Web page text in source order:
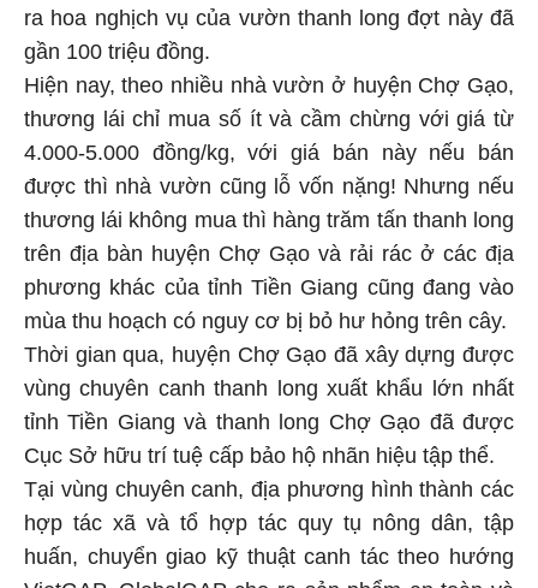
ra hoa nghịch vụ của vườn thanh long đợt này đã
gần 100 triệu đồng.
Hiện nay, theo nhiều nhà vườn ở huyện Chợ Gạo,
thương lái chỉ mua số ít và cầm chừng với giá từ
4.000-5.000 đồng/kg, với giá bán này nếu bán
được thì nhà vườn cũng lỗ vốn nặng! Nhưng nếu
thương lái không mua thì hàng trăm tấn thanh long
trên địa bàn huyện Chợ Gạo và rải rác ở các địa
phương khác của tỉnh Tiền Giang cũng đang vào
mùa thu hoạch có nguy cơ bị bỏ hư hỏng trên cây.
Thời gian qua, huyện Chợ Gạo đã xây dựng được
vùng chuyên canh thanh long xuất khẩu lớn nhất
tỉnh Tiền Giang và thanh long Chợ Gạo đã được
Cục Sở hữu trí tuệ cấp bảo hộ nhãn hiệu tập thể.
Tại vùng chuyên canh, địa phương hình thành các
hợp tác xã và tổ hợp tác quy tụ nông dân, tập
huấn, chuyển giao kỹ thuật canh tác theo hướng